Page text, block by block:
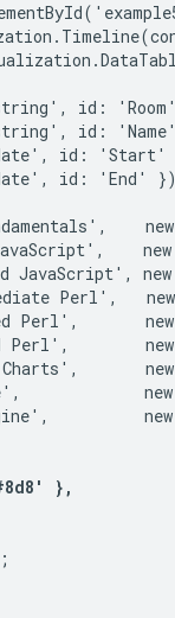
id:
id:
id: 'Start'
id: 'End'
JavaScript',
Perl',
Perl',
},